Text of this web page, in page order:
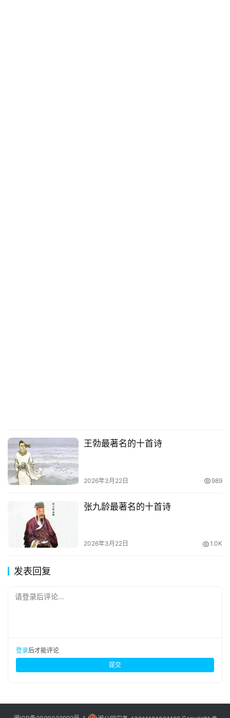
王勃最著名的十首诗
2026年3月22日 989
张九龄最著名的十首诗
2026年3月22日 1.0K
发表回复
请登录后评论...
登录后才能评论
提交